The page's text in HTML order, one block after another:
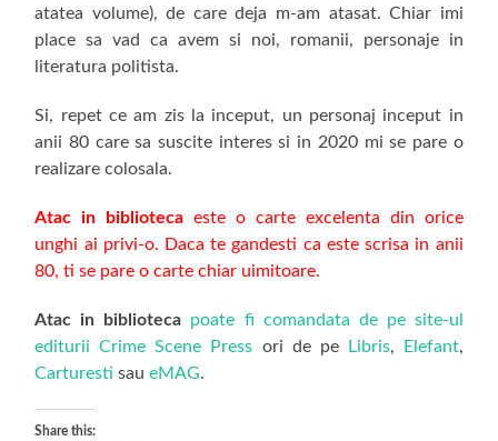
atatea volume), de care deja m-am atasat. Chiar imi
place sa vad ca avem si noi, romanii, personaje in
literatura politista.
Si, repet ce am zis la inceput, un personaj inceput in
anii 80 care sa suscite interes si in 2020 mi se pare o
realizare colosala.
Atac in biblioteca este o carte excelenta din orice
unghi ai privi-o. Daca te gandesti ca este scrisa in anii
80, ti se pare o carte chiar uimitoare.
Atac in biblioteca poate fi comandata de pe site-ul
editurii Crime Scene Press ori de pe Libris, Elefant,
Carturesti saueMAG.
Share this: